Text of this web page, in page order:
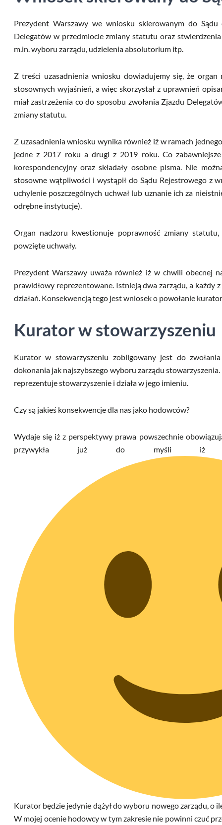
Prezydent Warszawy we wniosku skierowanym do
Delegatów w przedmiocie zmiany statutu oraz
m.in. wyboru zarządu, udzielenia absolutorium itp.
Z treści uzasadnienia wniosku dowiadujemy się, że organ
stosownych wyjaśnień, a więc skorzystał z uprawnień
miał zastrzeżenia co do sposobu zwołania Zjazdu
zmiany statutu.
Z uzasadnienia wniosku wynika również iż w ramach
jedne z 2017 roku a drugi z 2019 roku. Co
korespondencyjny oraz składały osobne pisma. Nie
stosowne wątpliwości i wystąpił do Sądu Rejestrowego z
uchylenie poszczególnych uchwał lub uznanie ich za
odrębne instytucje).
Organ nadzoru kwestionuje poprawność zmiany
powzięte uchwały.
Prezydent Warszawy uważa również iż w chwili obecnej
prawidłowy reprezentowane. Istnieją dwa zarządu, a każdy
działań. Konsekwencją tego jest wniosek o powołanie
Kurator w stowarzyszeniu
Kurator w stowarzyszeniu zobligowany jest do
dokonania jak najszybszego wyboru zarządu
reprezentuje stowarzyszenie i działa w jego imieniu.
Czy są jakieś konsekwencje dla nas jako hodowców?
Wydaje się iż z perspektywy prawa powszechnie
przywykła już do myśli iż
Kurator będzie jedynie dążył do wyboru nowego zarządu, o
W mojej ocenie hodowcy w tym zakresie nie powinni czuć